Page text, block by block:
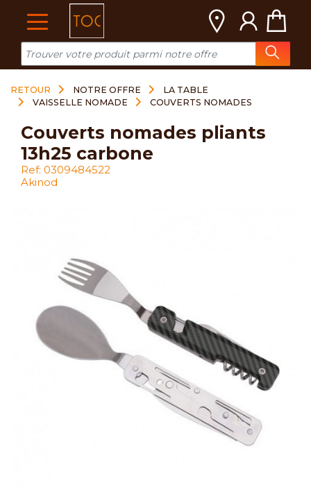
RETOUR NOTRE OFFRE
LA TABLE
VAISSELLE NOMADE
COUVERTS NOMADES
couverts nomades pliants
13h25 carbone
Ref: 0309484522
Akinod
Cookies management panel